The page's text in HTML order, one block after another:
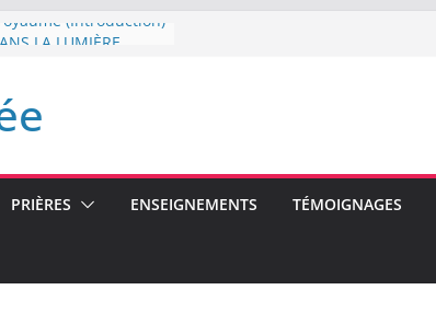
(Introduction)
A MENACE
PRIÈRES ENSEIGNEMENTS TÉMOIGNAGES